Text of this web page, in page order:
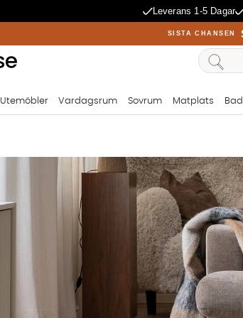
Leverans 1-5 Dagar
SISTA CHANSEN
Utemöbler Vardagsrum Sovrum Matplats